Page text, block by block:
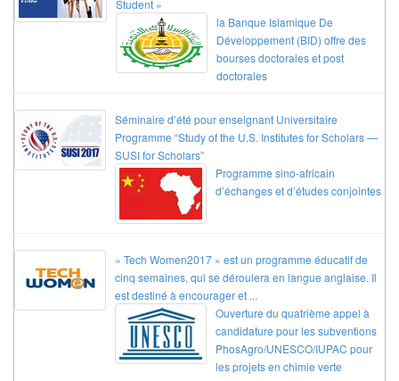
Student »
la Banque Islamique De
Développement (BID) offre des
bourses doctorales et post
doctorales
Séminaire d’été pour enseignant Universitaire
Programme “Study of the U.S. Institutes for Scholars —
SUSI for Scholars”
Programme sino-africain
d’échanges et d’études conjointes
« Tech Women2017 » est un programme éducatif de
cinq semaines, qui se déroulera en langue anglaise. Il
est destiné à encourager et ...
Ouverture du quatrième appel à
candidature pour les subventions
PhosAgro/UNESCO/IUPAC pour
les projets en chimie verte